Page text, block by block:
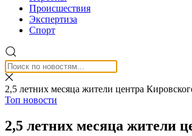
Происшествия
Экспертиза
Спорт
2,5 летних месяца жители центра
Топ новости
2,5 летних месяца жители